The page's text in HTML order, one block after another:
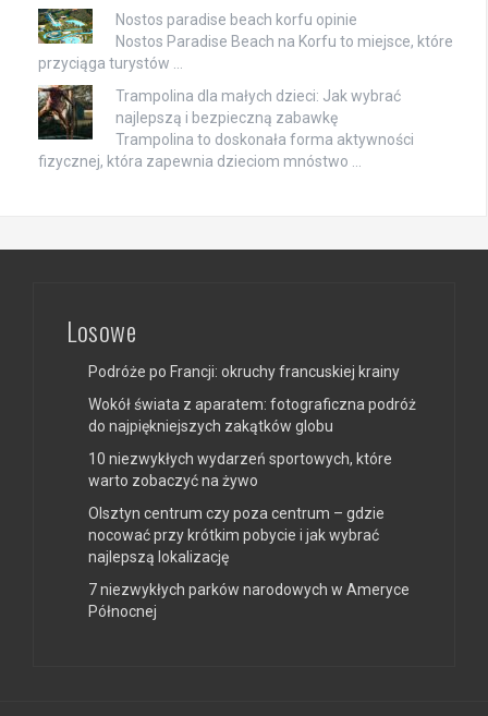
Nostos paradise beach korfu opinie
Nostos Paradise Beach na Korfu to miejsce, które
przyciąga turystów …
Trampolina dla małych dzieci: Jak wybrać
najlepszą i bezpieczną zabawkę
Trampolina to doskonała forma aktywności
fizycznej, która zapewnia dzieciom mnóstwo …
Losowe
Podróże po Francji: okruchy francuskiej krainy
Wokół świata z aparatem: fotograficzna podróż
do najpiękniejszych zakątków globu
10 niezwykłych wydarzeń sportowych, które
warto zobaczyć na żywo
Olsztyn centrum czy poza centrum – gdzie
nocować przy krótkim pobycie i jak wybrać
najlepszą lokalizację
7 niezwykłych parków narodowych w Ameryce
Północnej